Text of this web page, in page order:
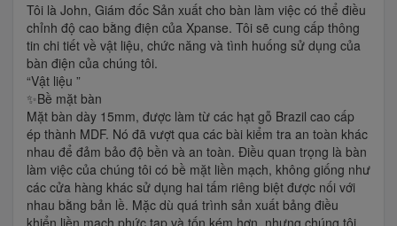
Tôi là John, Giám đốc Sản xuất cho bàn làm việc có thể điều
chỉnh độ cao bằng điện của Xpanse. Tôi sẽ cung cấp thông
tin chi tiết về vật liệu, chức năng và tình huống sử dụng của
bàn điện của chúng tôi.
“Vật liệu ”
✨Bề mặt bàn
Mặt bàn dày 15mm, được làm từ các hạt gỗ Brazil cao cấp
ép thành MDF. Nó đã vượt qua các bài kiểm tra an toàn khác
nhau để đảm bảo độ bền và an toàn. Điều quan trọng là bàn
làm việc của chúng tôi có bề mặt liền mạch, không giống như
các cửa hàng khác sử dụng hai tấm riêng biệt được nối với
nhau bằng bản lề. Mặc dù quá trình sản xuất bảng điều
khiển liền mạch phức tạp và tốn kém hơn, nhưng chúng tôi